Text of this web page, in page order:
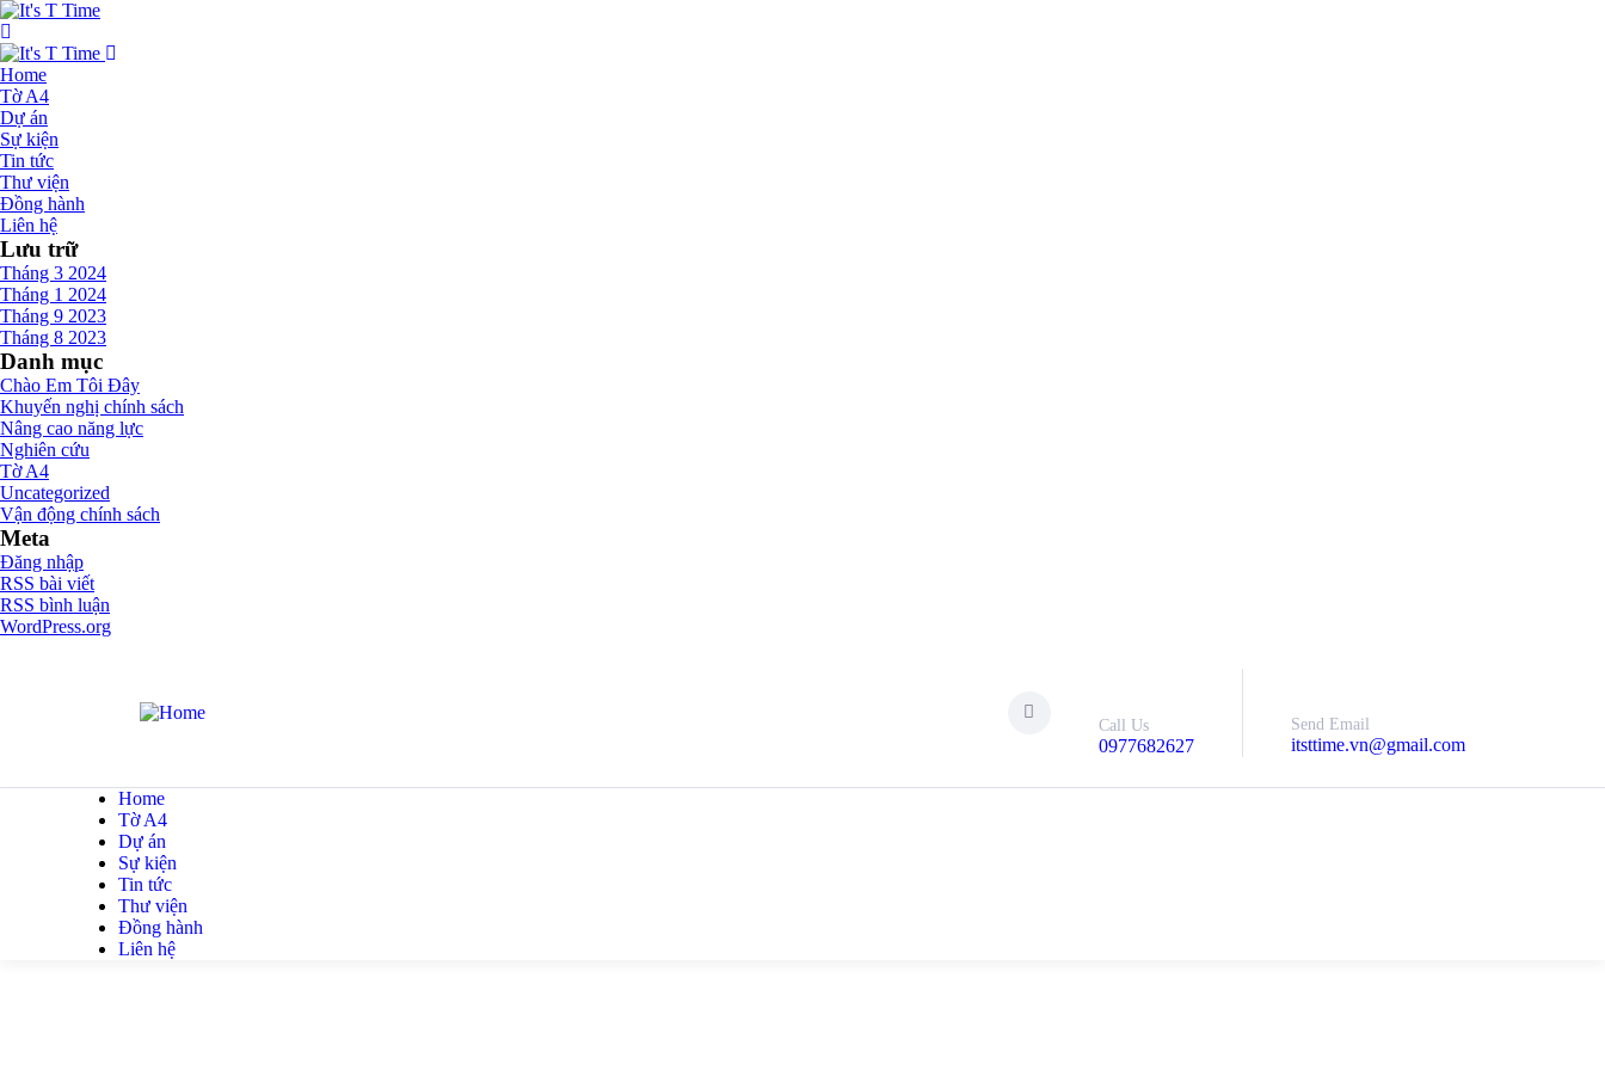
Home
Tờ A4
Dự án
Sự kiện
Tin tức
Thư viện
Đồng hành
Liên hệ
Lưu trữ
Tháng 3 2024
Tháng 1 2024
Tháng 9 2023
Tháng 8 2023
Danh mục
Chào Em Tôi Đây
Khuyến nghị chính sách
Nâng cao năng lực
Nghiên cứu
Tờ A4
Uncategorized
Vận động chính sách
Meta
Đăng nhập
RSS bài viết
RSS bình luận
WordPress.org
Call Us
0977682627
Send Email
itsttime.vn@gmail.com
Home
Tờ A4
Dự án
Sự kiện
Tin tức
Thư viện
Đồng hành
Liên hệ